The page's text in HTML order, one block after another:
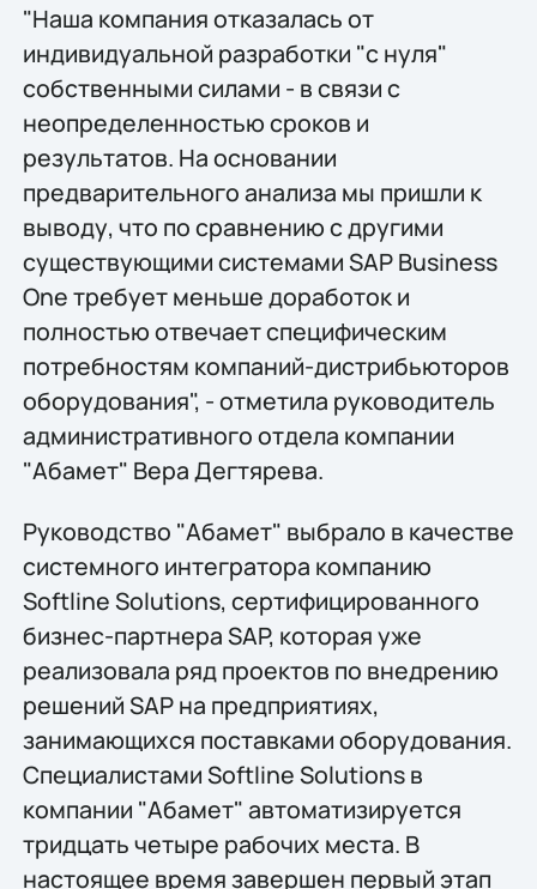
"Наша компания отказалась от
индивидуальной разработки "с нуля"
собственными силами - в связи с
неопределенностью сроков и
результатов. На основании
предварительного анализа мы пришли к
выводу, что по сравнению с другими
существующими системами SAP Business
One требует меньше доработок и
полностью отвечает специфическим
потребностям компаний-дистрибьюторов
оборудования", - отметила руководитель
административного отдела компании
"Абамет" Вера Дегтярева.
Руководство "Абамет" выбрало в качестве
системного интегратора компанию
Softline Solutions, сертифицированного
бизнес-партнера SAP, которая уже
реализовала ряд проектов по внедрению
решений SAP на предприятиях,
занимающихся поставками оборудования.
Специалистами Softline Solutions в
компании "Абамет" автоматизируется
тридцать четыре рабочих места. В
настоящее время завершен первый этап